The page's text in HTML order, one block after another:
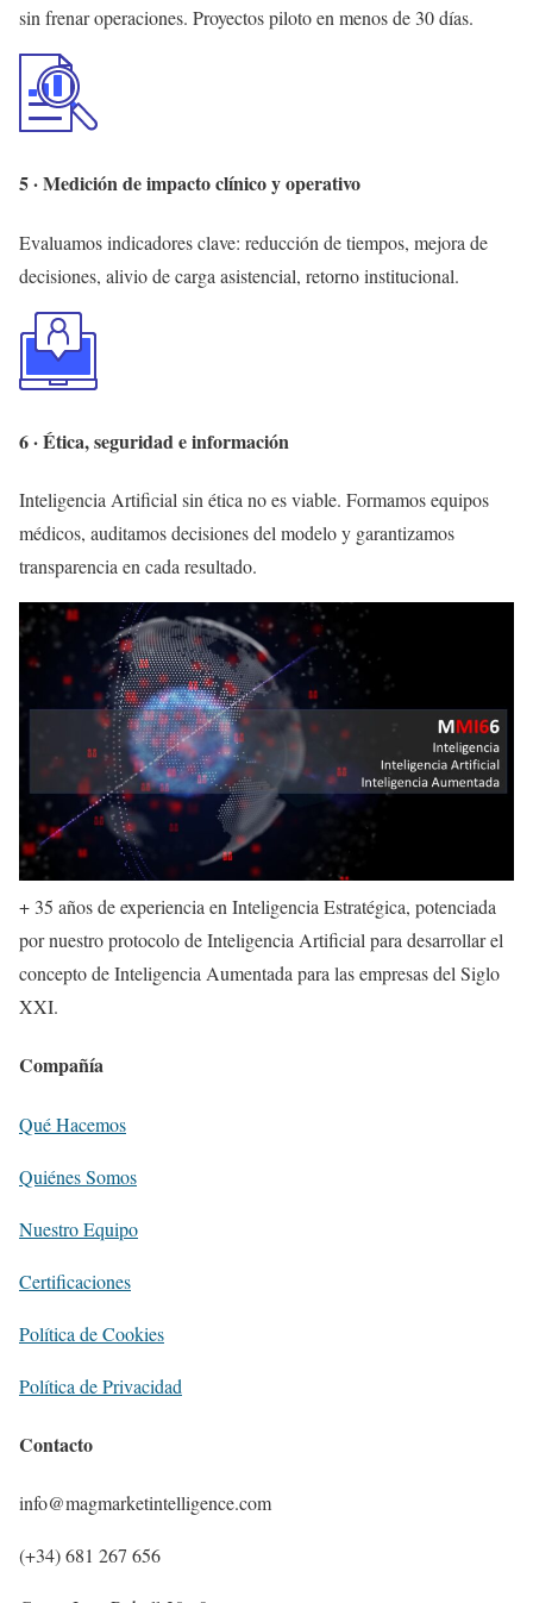
sin frenar operaciones. Proyectos piloto en menos de 30 días.
5 · Medición de impacto clínico y operativo
Evaluamos indicadores clave: reducción de tiempos, mejora de
decisiones, alivio de carga asistencial, retorno institucional.
6 · Ética, seguridad e información
Inteligencia Artificial sin ética no es viable. Formamos equipos
médicos, auditamos decisiones del modelo y garantizamos
transparencia en cada resultado.
+ 35 años de experiencia en Inteligencia Estratégica, potenciada
por nuestro protocolo de Inteligencia Artificial para desarrollar el
concepto de Inteligencia Aumentada para las empresas del Siglo
XXI.
Compañía
Qué Hacemos
Quiénes Somos
Nuestro Equipo
Certificaciones
Política de Cookies
Política de Privacidad
Contacto
info@magmarketintelligence.com
(+34) 681 267 656